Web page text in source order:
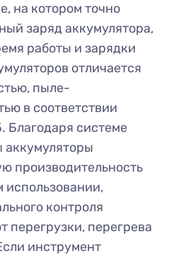
на котором точно
заряд аккумулятора,
работы и зарядки
отличается
пыле-
в соответствии
Благодаря системе
аккумуляторы
производительность
контроля
перегрузки, перегрева
инструмент